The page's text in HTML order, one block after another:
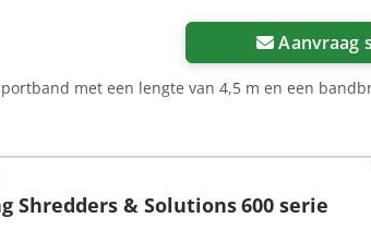
Aanvraag
met een lengte van 4,5 m en een
Shredders & Solutions600 serie